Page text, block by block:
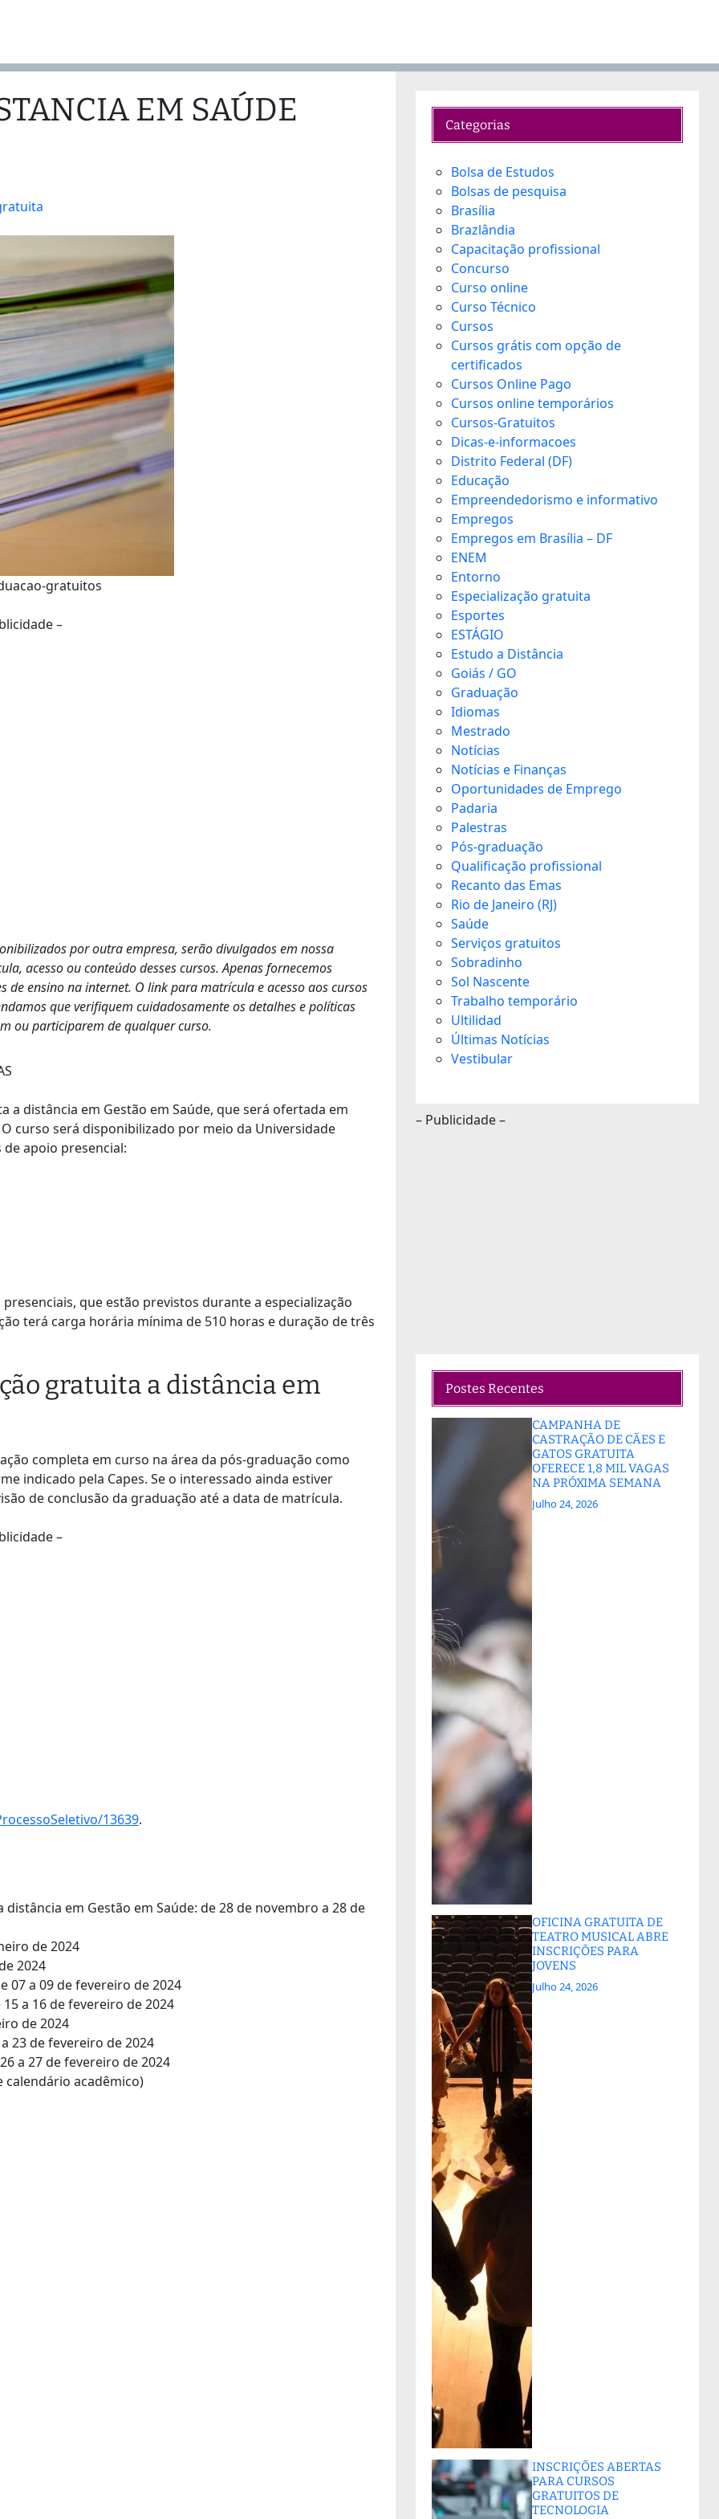
EM SAÚDE
–
por outra empresa, serão divulgados em nossa
acesso ou conteúdo desses cursos. Apenas fornecemos
ensino na internet. O link para matrícula e acesso aos cursos
que verifiquem cuidadosamente os detalhes e políticas
ou participarem de qualquer curso.
a distância em Gestão em Saúde, que será ofertada em
curso será disponibilizado por meio da Universidade
apoio presencial:
que estão previstos durante a especialização
terá carga horária mínima de 510 horas e duração de três
gratuita a distância em
completa em curso na área da pós-graduação como
indicado pela Capes. Se o interessado ainda estiver
de conclusão da graduação até a data de matrícula.
–
13639.
em Gestão em Saúde: de 28 de novembro a 28 de
de 2024
2024
07 a 09 de fevereiro de 2024
a 16 de fevereiro de 2024
de 2024
23 de fevereiro de 2024
a 27 de fevereiro de 2024
calendário acadêmico)
Categorias
Bolsa de Estudos
Bolsas de pesquisa
Brasília
Brazlândia
Capacitação profissional
Concurso
Curso online
Curso Técnico
Cursos
Cursos grátis com opção de
certificados
Cursos Online Pago
Cursos online temporários
Cursos-Gratuitos
Dicas-e-informacoes
Distrito Federal (DF)
Educação
Empreendedorismo e informativo
Empregos
Empregos em Brasília – DF
ENEM
Entorno
Especialização gratuita
Esportes
ESTÁGIO
Estudo a Distância
Goiás / GO
Graduação
Idiomas
Mestrado
Notícias
Notícias e Finanças
Oportunidades de Emprego
Padaria
Palestras
Pós-graduação
Qualificação profissional
Recanto das Emas
Rio de Janeiro (RJ)
Saúde
Serviços gratuitos
Sobradinho
Sol Nascente
Trabalho temporário
Ultilidad
Últimas Notícias
Vestibular
– Publicidade –
Postes Recentes
CAMPANHA DE
CASTRAÇÃO DE CÃES E
GATOS GRATUITA
OFERECE 1,8 MIL VAGAS
NA PRÓXIMA SEMANA
Julho 24, 2026
OFICINA GRATUITA DE
TEATRO MUSICAL ABRE
INSCRIÇÕES PARA
JOVENS
Julho 24, 2026
INSCRIÇÕES ABERTAS
PARA CURSOS
GRATUITOS DE
TECNOLOGIA